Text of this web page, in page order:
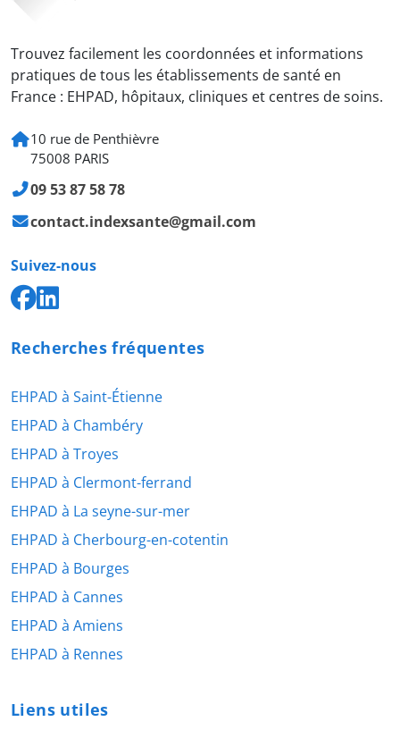
Trouvez facilement les coordonnées et informations
pratiques de tous les établissements de santé en
France : EHPAD, hôpitaux, cliniques et centres de soins.
10 rue de Penthièvre
75008 PARIS
09 53 87 58 78
contact.indexsante@gmail.com
Suivez-nous
Recherches fréquentes
EHPAD à Saint-Étienne
EHPAD à Chambéry
EHPAD à Troyes
EHPAD à Clermont-ferrand
EHPAD à La seyne-sur-mer
EHPAD à Cherbourg-en-cotentin
EHPAD à Bourges
EHPAD à Cannes
EHPAD à Amiens
EHPAD à Rennes
Liens utiles